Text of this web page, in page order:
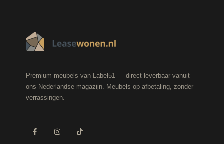
Premium meubels van Label51 — direct leverbaar vanuit
ons Nederlandse magazijn. Meubels op afbetaling, zonder
verrassingen.